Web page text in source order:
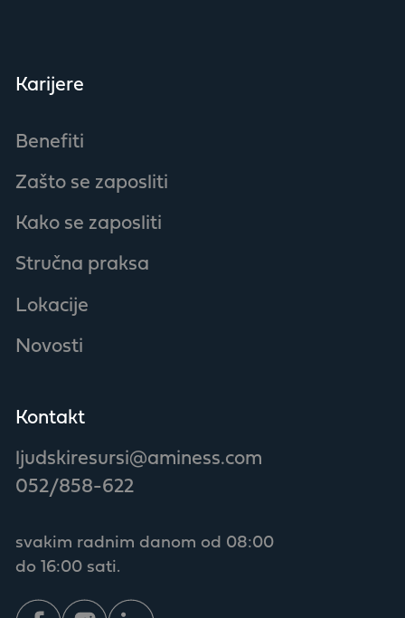
Karijere
Benefiti
Zašto se zaposliti
Kako se zaposliti
Stručna praksa
Lokacije
Novosti
Kontakt
ljudskiresursi@aminess.com
052/858-622
svakim radnim danom od 08:00
do 16:00 sati.